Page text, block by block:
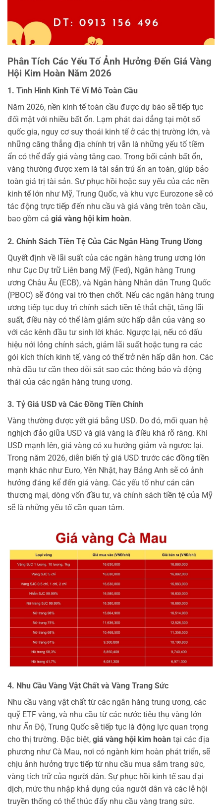
Phân Tích Các Yếu Tố Ảnh Hưởng Đến Giá Vàng
Hội Kim Hoàn Năm 2026
1. Tình Hình Kinh Tế Vĩ Mô Toàn Cầu
Năm 2026, nền kinh tế toàn cầu được dự báo sẽ tiếp tục
đối mặt với nhiều bất ổn. Lạm phát dai dẳng tại một số
quốc gia, nguy cơ suy thoái kinh tế ở các thị trường lớn, và
những căng thẳng địa chính trị vẫn là những yếu tố tiềm
ẩn có thể đẩy giá vàng tăng cao. Trong bối cảnh bất ổn,
vàng thường được xem là tài sản trú ẩn an toàn, giúp bảo
toàn giá trị tài sản. Sự phục hồi hoặc suy yếu của các nền
kinh tế lớn như Mỹ, Trung Quốc, và khu vực Eurozone sẽ có
tác động trực tiếp đến nhu cầu và giá vàng trên toàn cầu,
bao gồm cả giá vàng hội kim hoàn.
2. Chính Sách Tiền Tệ Của Các Ngân Hàng Trung Ương
Quyết định về lãi suất của các ngân hàng trung ương lớn
như Cục Dự trữ Liên bang Mỹ (Fed), Ngân hàng Trung
ương Châu Âu (ECB), và Ngân hàng Nhân dân Trung Quốc
(PBOC) sẽ đóng vai trò then chốt. Nếu các ngân hàng trung
ương tiếp tục duy trì chính sách tiền tệ thắt chặt, tăng lãi
suất, điều này có thể làm giảm sức hấp dẫn của vàng so
với các kênh đầu tư sinh lời khác. Ngược lại, nếu có dấu
hiệu nới lỏng chính sách, giảm lãi suất hoặc tung ra các
gói kích thích kinh tế, vàng có thể trở nên hấp dẫn hơn. Các
nhà đầu tư cần theo dõi sát sao các thông báo và động
thái của các ngân hàng trung ương.
3. Tỷ Giá USD và Các Đồng Tiền Chính
Vàng thường được yết giá bằng USD. Do đó, mối quan hệ
nghịch đảo giữa USD và giá vàng là điều khá rõ ràng. Khi
USD mạnh lên, giá vàng có xu hướng giảm và ngược lại.
Trong năm 2026, diễn biến tỷ giá USD trước các đồng tiền
mạnh khác như Euro, Yên Nhật, hay Bảng Anh sẽ có ảnh
hưởng đáng kể đến giá vàng. Các yếu tố như cán cân
thương mại, dòng vốn đầu tư, và chính sách tiền tệ của Mỹ
sẽ là những yếu tố cần quan tâm.
4. Nhu Cầu Vàng Vật Chất và Vàng Trang Sức
Nhu cầu vàng vật chất từ các ngân hàng trung ương, các
quỹ ETF vàng, và nhu cầu từ các nước tiêu thụ vàng lớn
như Ấn Độ, Trung Quốc sẽ tiếp tục là động lực quan trọng
cho thị trường. Đặc biệt, giá vàng hội kim hoàn tại các địa
phương như Cà Mau, nơi có ngành kim hoàn phát triển, sẽ
chịu ảnh hưởng trực tiếp từ nhu cầu mua sắm trang sức,
vàng tích trữ của người dân. Sự phục hồi kinh tế sau đại
dịch, mức thu nhập khả dụng của người dân và các lễ hội
truyền thống có thể thúc đẩy nhu cầu vàng trang sức.